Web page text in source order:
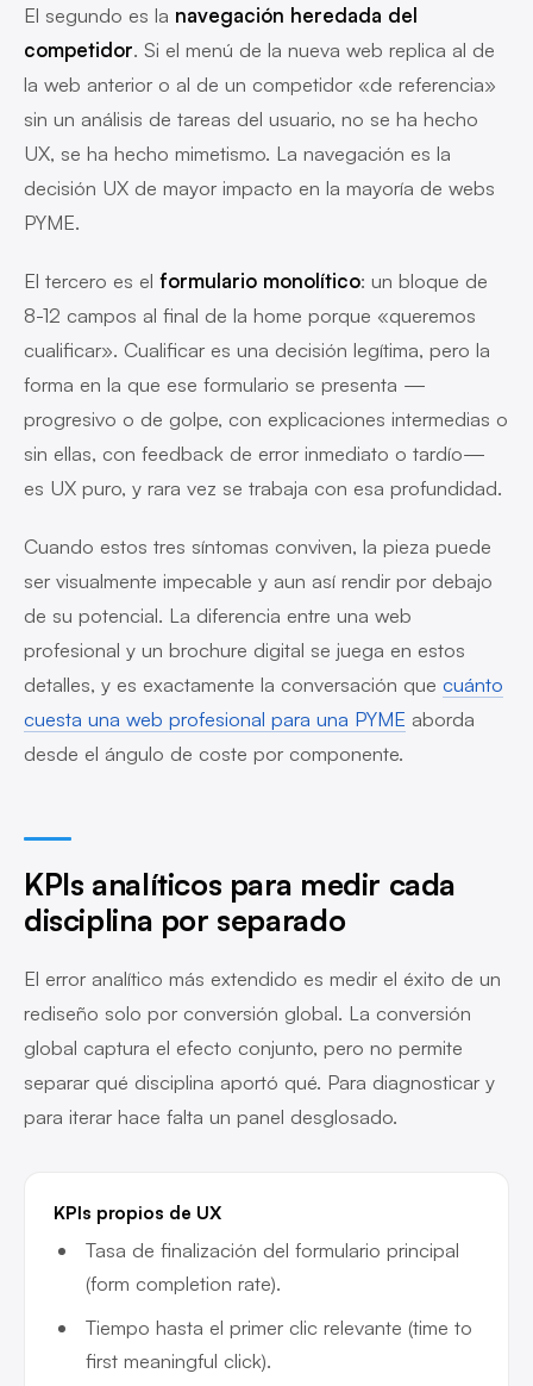
El segundo es la navegación heredada del
competidor. Si el menú de la nueva web replica al de
la web anterior o al de un competidor «de referencia»
sin un análisis de tareas del usuario, no se ha hecho
UX, se ha hecho mimetismo. La navegación es la
decisión UX de mayor impacto en la mayoría de webs
PYME.
El tercero es el formulario monolítico: un bloque de
8-12 campos al final de la home porque «queremos
cualificar». Cualificar es una decisión legítima, pero la
forma en la que ese formulario se presenta —
progresivo o de golpe, con explicaciones intermedias o
sin ellas, con feedback de error inmediato o tardío—
es UX puro, y rara vez se trabaja con esa profundidad.
Cuando estos tres síntomas conviven, la pieza puede
ser visualmente impecable y aun así rendir por debajo
de su potencial. La diferencia entre una web
profesional y un brochure digital se juega en estos
detalles, y es exactamente la conversación que cuánto
cuesta una web profesional para una PYME aborda
desde el ángulo de coste por componente.
KPIs analíticos para medir cada
disciplina por separado
El error analítico más extendido es medir el éxito de un
rediseño solo por conversión global. La conversión
global captura el efecto conjunto, pero no permite
separar qué disciplina aportó qué. Para diagnosticar y
para iterar hace falta un panel desglosado.
KPIs propios de UX
Tasa de finalización del formulario principal
(form completion rate).
Tiempo hasta el primer clic relevante (time to
first meaningful click).